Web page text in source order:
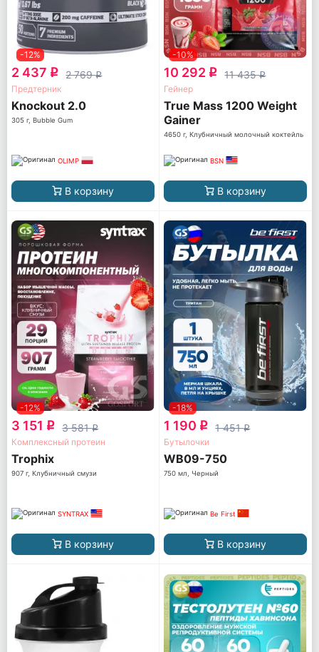
-12%
2 437 q 2 769q
Предтерник
Knockout 2.0
305 г, Bubble Gum
OLIMP
В корзину
-10%
10 292 q 11 435q
Гейнер
True Mass 1200 Weight
Gainer
4650 г, Клубничный молочный коктейль
BSN
В корзину
-12%
3 151 q 3 581q
Комплексный протеин
Trophix
907 г, Клубничный смузи
SYNTRAX
В корзину
-18%
1 190 q 1 451q
Бутылочки
WB09-750
750 мл, Черный
Be First
В корзину